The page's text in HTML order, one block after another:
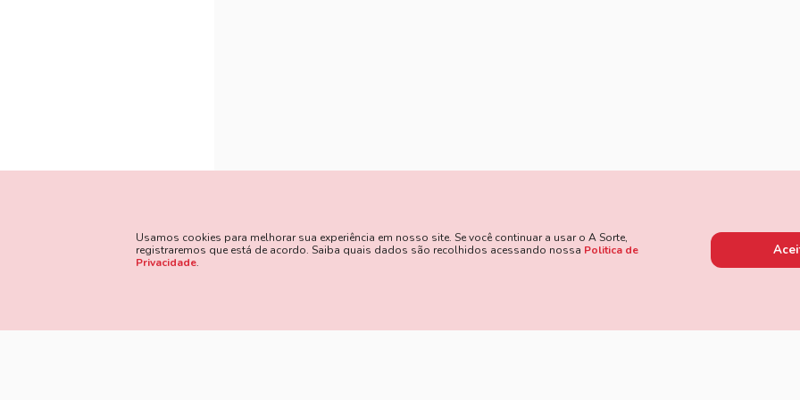
Usamos cookies para melhorar sua experiência em nosso site. Se você continuar a usar o A Sorte,
registraremos que está de acordo. Saiba quais dados são recolhidos acessando nossa Politica de
Privacidade.